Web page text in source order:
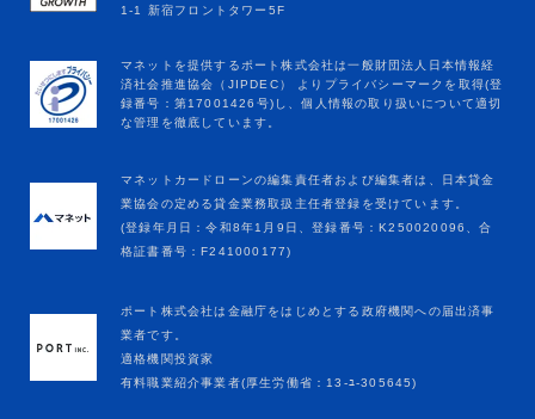
マネットカードローンの編集責任者および編集者は、日本貸金
業協会の定める貸金業務取扱主任者登録を受けています。
(登録年月日：令和8年1月9日、登録番号：K250020096、合
格証書番号：F241000177)
ポート株式会社は金融庁をはじめとする政府機関への届出済事
業者です。
適格機関投資家
有料職業紹介事業者(厚生労働省：13-ﾕ-305645)